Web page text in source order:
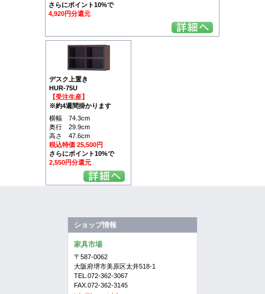
さらにポイント10%で
4,920円分還元
デスク上置き
HUR-75U
【受注生産】
※約4週間掛かります
横幅 74.3cm
奥行 29.9cm
高さ 47.6cm
税込特価 25,500円
さらにポイント10%で
2,550円分還元
ショップ情報
家具市場
〒587-0062
大阪府堺市美原区太井518-1
TEL.072-362-3067
FAX.072-362-3145